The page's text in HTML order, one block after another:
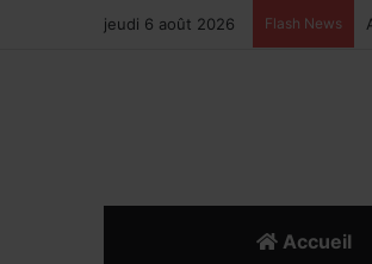
jeudi 6 août 2026 Flash News
Accueil